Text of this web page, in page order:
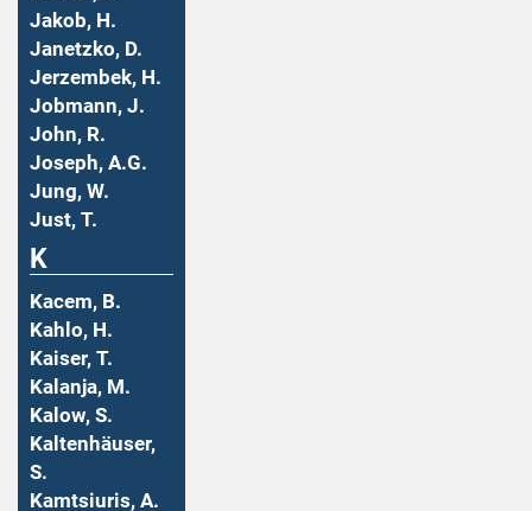
Jakob, H.
Janetzko, D.
Jerzembek, H.
Jobmann, J.
John, R.
Joseph, A.G.
Jung, W.
Just, T.
K
Kacem, B.
Kahlo, H.
Kaiser, T.
Kalanja, M.
Kalow, S.
Kaltenhäuser,
S.
Kamtsiuris, A.